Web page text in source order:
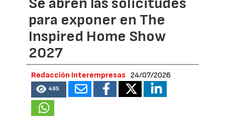
para exponer en The
Inspired Home Show
2027
Redacción Interempresas 24/07/2026
495